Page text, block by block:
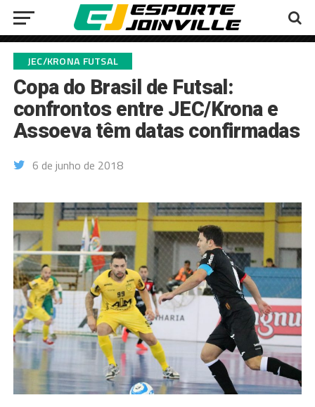
JEC/KRONA FUTSAL
Copa do Brasil de Futsal:
confrontos entre JEC/Krona e
Assoeva têm datas confirmadas
6 de junho de 2018